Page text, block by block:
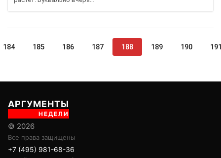
184 185 186 187 188 189 190
АРГУМЕНТЫ
НЕДЕЛИ
© 2026
Все права защищены
+7 (495) 981-68-36